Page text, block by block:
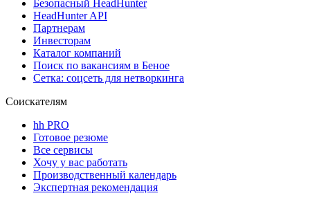
Безопасный HeadHunter
HeadHunter API
Партнерам
Инвесторам
Каталог компаний
Поиск по вакансиям в Беное
Сетка: соцсеть для нетворкинга
Соискателям
hh PRO
Готовое резюме
Все сервисы
Хочу у вас работать
Производственный календарь
Экспертная рекомендация